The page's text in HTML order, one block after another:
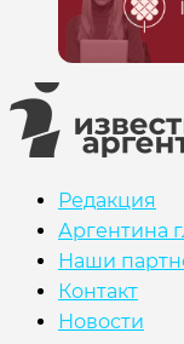
Редакция
Аргентина
Наши
Контакт
Новости